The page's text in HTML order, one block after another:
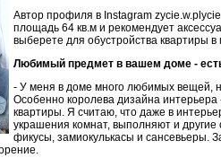
Автор профиля в Instagram
площадь 64 кв.м и рекомендует
выберете для обустройства квартиры
Любимый предмет в вашем доме -
- У меня в доме много любимых вещей,
Особенно королева дизайна интерьера
квартиры. Я считаю, что даже в
украшения комнат, выполняют и
фикусы, замиокулькасы и сансевьеры.